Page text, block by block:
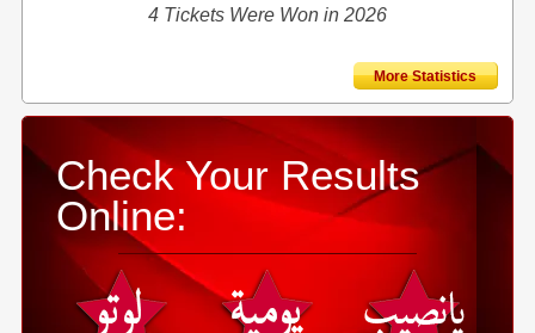
4 Tickets Were Won in 2026
More Statistics
Check Your Results
Online: